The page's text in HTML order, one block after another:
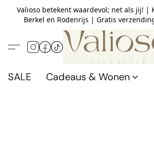
Valioso betekent waardevol; net als jij! |
Berkel en Rodenrijs | Gratis
SALE Cadeaus & Wonen